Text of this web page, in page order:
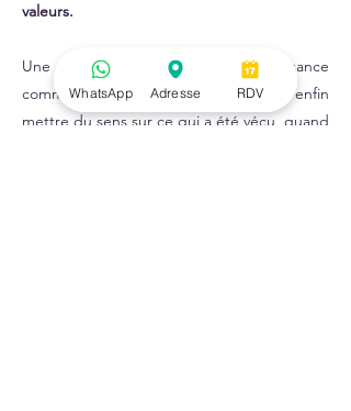
valeurs.
Une véritable opportunité de croissance
commence souvent quand on peut enfin
mettre du sens sur ce qui a été vécu, quand
WhatsApp Adresse RDV